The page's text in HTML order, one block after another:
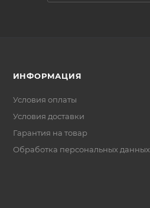
ИНФОРМАЦИЯ
Условия оплаты
Условия доставки
Гарантия на товар
Обработка персональных данных